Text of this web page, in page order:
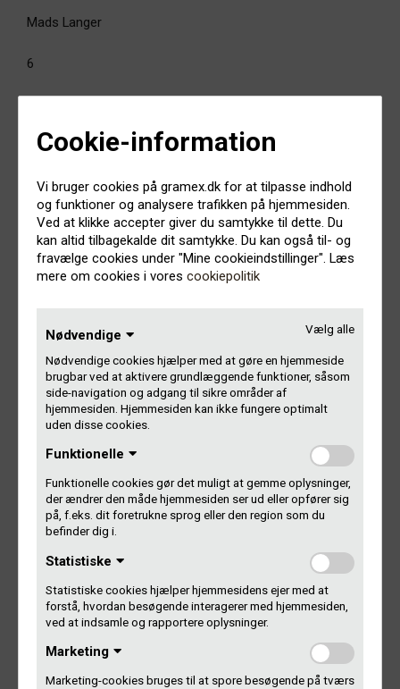
Cookie-information
Vi bruger cookies på gramex.dk for at tilpasse indhold
og funktioner og analysere trafikken på hjemmesiden.
Ved at klikke accepter giver du samtykke til dette. Du
kan altid tilbagekalde dit samtykke. Du kan også til- og
fravælge cookies under "Mine cookieindstillinger". Læs
mere om cookies i vores cookiepolitik
Vælg alle
Nødvendige
Nødvendige cookies hjælper med at gøre en hjemmeside
brugbar ved at aktivere grundlæggende funktioner, såsom
side-navigation og adgang til sikre områder af
hjemmesiden. Hjemmesiden kan ikke fungere optimalt
uden disse cookies.
Funktionelle
Funktionelle cookies gør det muligt at gemme oplysninger,
der ændrer den måde hjemmesiden ser ud eller opfører sig
på, f.eks. dit foretrukne sprog eller den region som du
befinder dig i.
Statistiske
Statistiske cookies hjælper hjemmesidens ejer med at
forstå, hvordan besøgende interagerer med hjemmesiden,
ved at indsamle og rapportere oplysninger.
Marketing
Marketing-cookies bruges til at spore besøgende på tværs
Mads Langer
6
Ida Laurberg
Blæst
Lord Siva
Listen er trukket på grundlag af de danske hovedartister,
som er rapporteret afspillet til Gramex i 2023
På listen over de 10 mest spillede hovedartister taler vi
status quo. Her har vi 3 kvinder på listen og et band med en
kvinde i front. Sidste år var der 4 kvindelige artister. I 2021
var der blot 2 kvinder på denne liste, og der er altså
henover de sidste år sket en bevægelse henimod, at
kvinderne blander sig mere i toppen. Og så er Clara – nu
under navnet Saint Clara – tilbage i top 10; nu som årets
mest spillede kvindelige hovedartist.